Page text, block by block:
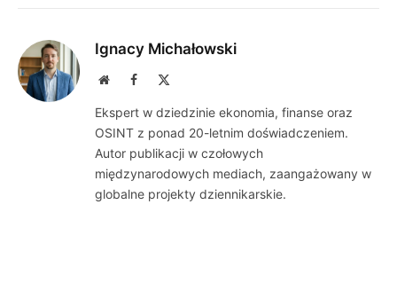
Ignacy Michałowski
WebsiteFacebook
Ekspert w dziedzinie ekonomia, finanse oraz
OSINT z ponad 20-letnim doświadczeniem.
Autor publikacji w czołowych
międzynarodowych mediach, zaangażowany w
globalne projekty dziennikarskie.